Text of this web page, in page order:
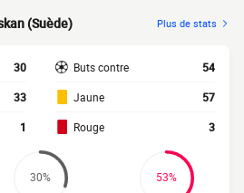
(Suède) Plus de stats
30
33
1
Buts contre 54
Jaune 57
Rouge 3
30% 53%